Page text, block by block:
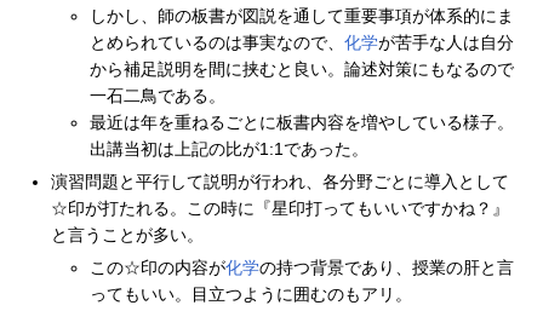
しかし、師の板書が図説を通して重要事項が体系的にま
とめられているのは事実なので、 化学が苦手な人は自分
から補足説明を間に挟むと良い。論述対策にもなるので
一石二鳥である。
最近は年を重ねるごとに板書内容を増やしている様子。
出講当初は上記の比が1:1であった。
演習問題と平行して説明が行われ、各分野ごとに導入として
☆印が打たれる。この時に『星印打ってもいいですかね？』
と言うことが多い。
この☆印の内容が化学の持つ背景であり、授業の肝と言
ってもいい。目立つように囲むのもアリ。